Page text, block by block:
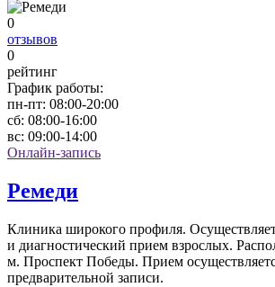
0
отзывов
0
рейтинг
График работы:
пн-пт: 08:00-20:00
сб: 08:00-16:00
вс: 09:00-14:00
Онлайн-запись
Ремеди
Клиника широкого профиля.
и диагностический прием взрослых.
м. Проспект Победы. Прием
предварительной записи.